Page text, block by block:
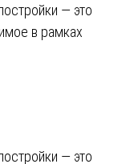
— это
в рамках
— это